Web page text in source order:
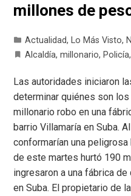
millones de
Actualidad, Lo Más Visto,
Alcaldía,millonario, Policía
Las autoridades iniciaron
determinar quiénes son
millonario robo en una
barrio Villamaría en Suba.
conformarían una peligrosa
de este martes hurtó 190
ingresaron a una fábrica
en Suba. El propietario de